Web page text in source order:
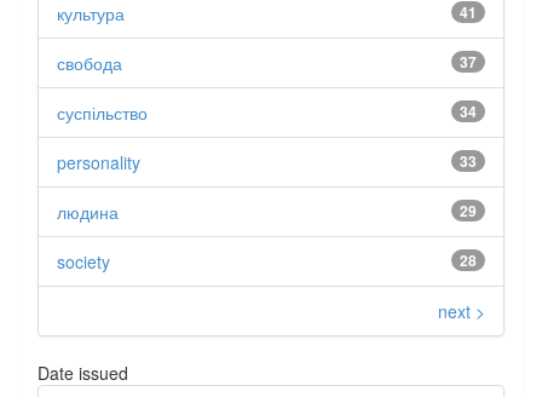
41
культура
37
свобода
34
суспільство
33
personality
29
людина
28
society
next >
Date issued